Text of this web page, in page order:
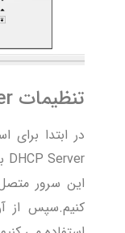
تنظیمات VPN Server